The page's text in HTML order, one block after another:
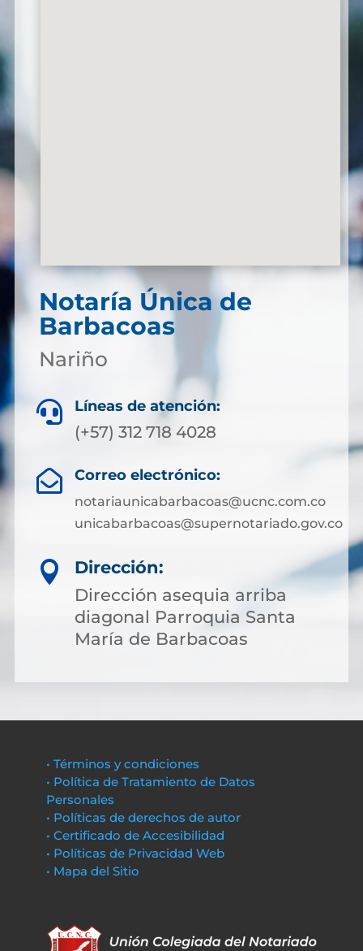
Notaría Única de
Barbacoas
Nariño
 Líneas de atención:
(+57) 312 718 4028
 Correo electrónico:
notariaunicabarbacoas@ucnc.com.co
unicabarbacoas@supernotariado.gov.co

Dirección:
Dirección asequia arriba
diagonal Parroquia Santa
María de Barbacoas
• Términos y condiciones
• Política de Tratamiento de Datos
Personales
• Políticas de derechos de autor
• Certificado de Accesibilidad
• Políticas de Privacidad Web
• Mapa del Sitio